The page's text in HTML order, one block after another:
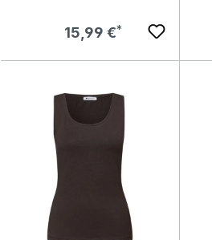
Regulärer Preis:
15,99 €